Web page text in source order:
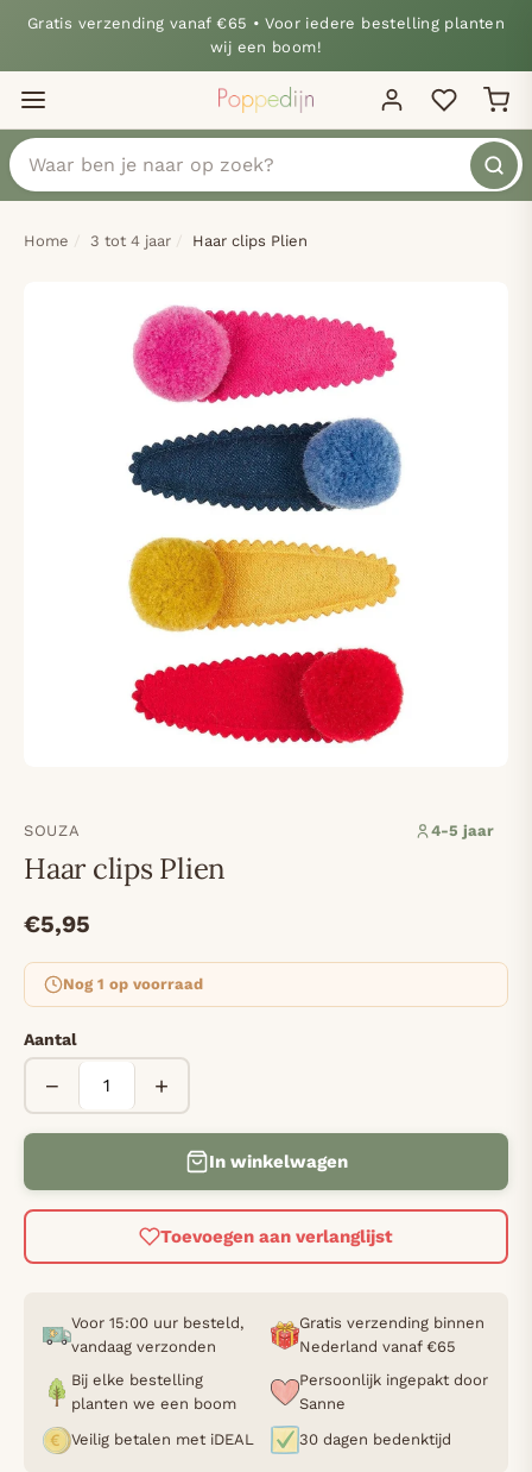
Gratis verzending vanaf €65 • Voor iedere bestelling planten
wij een boom!
Home 3 tot 4 jaar Haar clips Plien
SOUZA 4-5 jaar
Haar clips Plien
€5,95
Nog 1 op voorraad
Aantal
− +
In winkelwagen
Toevoegen aan verlanglijst
Voor 15:00 uur besteld,
vandaag verzonden
Gratis verzending binnen
Nederland vanaf €65
Bij elke bestelling
planten we een boom
Persoonlijk ingepakt door
Sanne
Veilig betalen met iDEAL
30 dagen bedenktijd